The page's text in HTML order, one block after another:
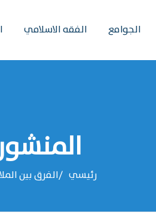
الجوامع الفقه الاسلامي
رئيسي الفرق بين